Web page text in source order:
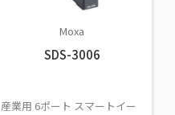
Moxa
SDS-3006
産業用 6ポート スマートイー